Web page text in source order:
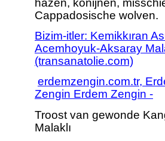
hazen, konijnen,
Cappadosische wolven.
Bizim-itler: Kemikkıran
Acemhoyuk-Aksaray
(transanatolie.com)
erdemzengin.com.tr,
Zengin Erdem Zengin -
Troost van gewonde
Malaklı